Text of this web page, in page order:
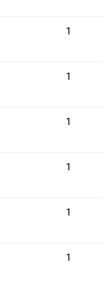
1
1
1
1
1
1